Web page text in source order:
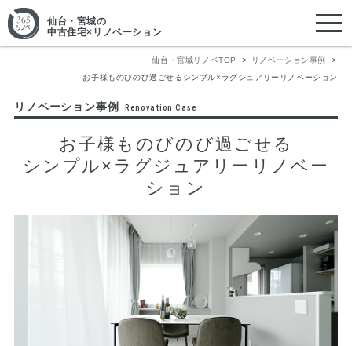
仙台・宮城の
中古住宅×リノベーション
仙台・宮城リノベTOP
リノベーション事例
お子様ものびのび過ごせるシンプル×ラグジュアリーリノベーション
リノベーション事例 Renovation Case
お子様ものびのび過ごせる
シンプル×ラグジュアリーリノベー
ション